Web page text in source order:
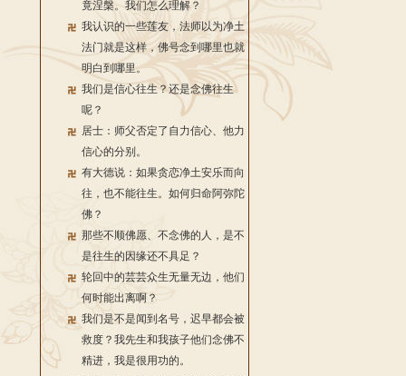
竟涅槃。我们怎么理解？
我认识的一些莲友，法师以为净土
法门就是这样，佛号念到哪里也就
明白到哪里。
我们是信心往生？还是念佛往生
呢？
居士：师父否定了自力信心、他力
信心的分别。
有大德说：如果贪恋净土安乐而向
往，也不能往生。如何归命阿弥陀
佛？
那些不顺佛愿、不念佛的人，是不
是往生的因缘还不具足？
轮回中的芸芸众生无量无边，他们
何时能出离啊？
我们是不是闻到名号，迟早都会被
救度？我先生和我孩子他们念佛不
精进，我是很用功的。